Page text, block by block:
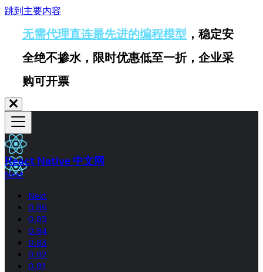
跳到主要内容
无需代理直连最先进的编程模型 ，稳定安
全绝不掺水，限时优惠低至一折，企业采
购可开票
React Native 中文网
Next
Next
0.86
0.85
0.84
0.83
0.82
0.81